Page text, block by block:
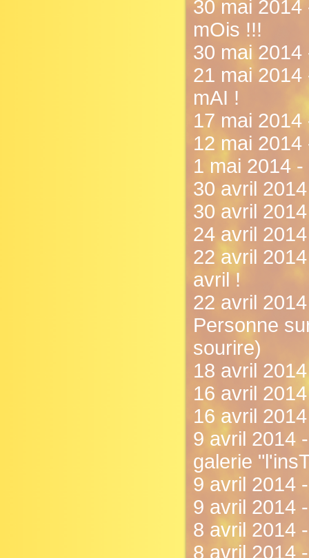
30 mai
mOis !!!
30 mai
21 mai
mAI !
17 mai
12 mai
1 mai 2014
30 avril
30 avril
24 avril
22 avril
avril !
22 avril
Personne
sourire)
18 avril
16 avril
16 avril
9 avril 2014
galerie
9 avril 2014
9 avril 2014
8 avril 2014
8 avril 2014